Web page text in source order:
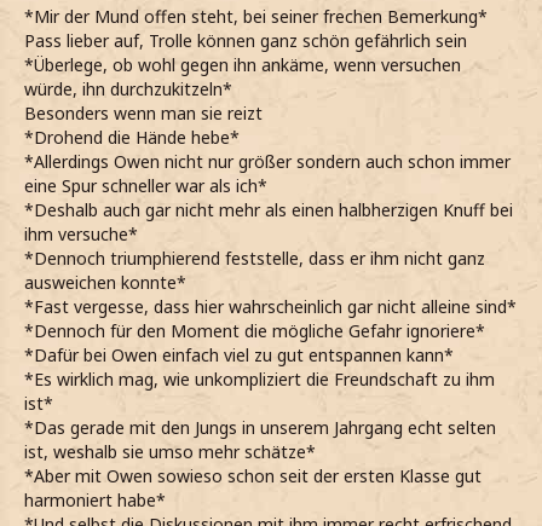
*Mir der Mund offen steht, bei seiner frechen Bemerkung*
Pass lieber auf, Trolle können ganz schön gefährlich sein
*Überlege, ob wohl gegen ihn ankäme, wenn versuchen
würde, ihn durchzukitzeln*
Besonders wenn man sie reizt
*Drohend die Hände hebe*
*Allerdings Owen nicht nur größer sondern auch schon immer
eine Spur schneller war als ich*
*Deshalb auch gar nicht mehr als einen halbherzigen Knuff bei
ihm versuche*
*Dennoch triumphierend feststelle, dass er ihm nicht ganz
ausweichen konnte*
*Fast vergesse, dass hier wahrscheinlich gar nicht alleine sind*
*Dennoch für den Moment die mögliche Gefahr ignoriere*
*Dafür bei Owen einfach viel zu gut entspannen kann*
*Es wirklich mag, wie unkompliziert die Freundschaft zu ihm
ist*
*Das gerade mit den Jungs in unserem Jahrgang echt selten
ist, weshalb sie umso mehr schätze*
*Aber mit Owen sowieso schon seit der ersten Klasse gut
harmoniert habe*